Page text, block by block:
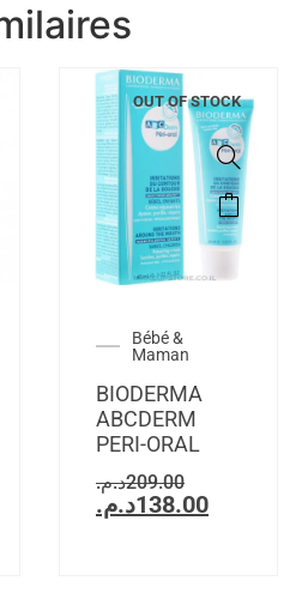
OUT OF STOCK
Bébé &
Maman
BIODERMA
ABCDERM
PERI-ORAL
209.00د.م.
138.00د.م.